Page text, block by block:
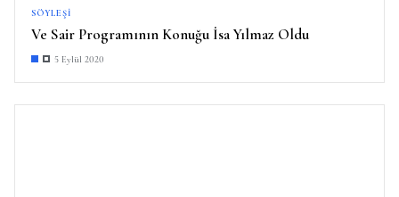
SÖYLEŞI
Ve Sair Programının Konuğu İsa Yılmaz Oldu
5 Eylül 2020